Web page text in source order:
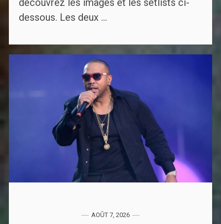
découvrez les images et les setlists ci-
dessous. Les deux ...
AOÛT 7, 2026